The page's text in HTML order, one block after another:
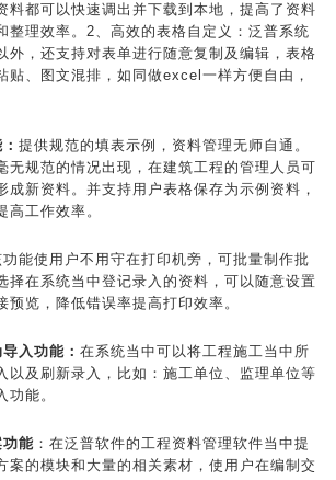
料都可以快速调出并下载到本地，提高了资料
整理效率。2、高效的表格自定义：泛普系统
外，还支持对表单进行随意复制及编辑，表格
贴、图文混排，如同做excel一样方便自由，
提供规范的填表示例，资料管理无师自通。
无规范的情况出现，在建筑工程的管理人员可
成新资料。并支持用户表格保存为示例资料，
高工作效率。
功能使用户不用守在打印机旁，可批量制作批
择在系统当中登记录入的资料，可以随意设置
预览，降低错误率提高打印效率。
入功能： 在系统当中可以将工程施工当中所
以及刷新录入，比如：施工单位、监理单位等
功能。
能 ：在泛普软件的工程资料管理软件当中提
案的模块和大量的相关素材，使用户在编制交